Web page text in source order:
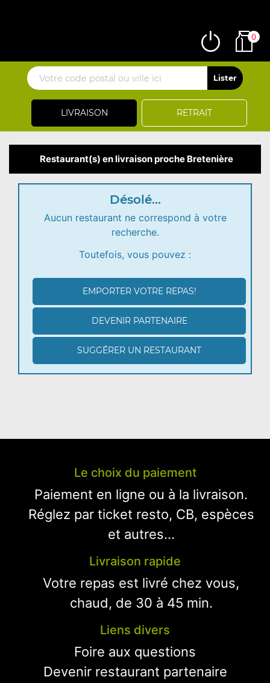
LIVRAISON RETRAIT
0
Restaurant(s) en livraison proche Bretenière
Désolé...
Aucun restaurant ne correspond à votre
recherche.
Toutefois, vous pouvez :
EMPORTER VOTRE REPAS!
DEVENIR PARTENAIRE
SUGGÉRER UN RESTAURANT
Le choix du paiement
Paiement en ligne ou à la livraison.
Réglez par ticket resto, CB, espèces
et autres...
Livraison rapide
Votre repas est livré chez vous,
chaud, de 30 à 45 min.
Liens divers
Foire aux questions
Devenir restaurant partenaire